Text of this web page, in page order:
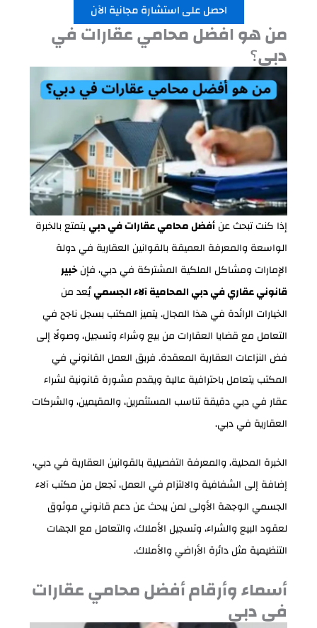
احصل على استشارة مجانية الآن
من هو افضل محامي عقارات في
دبي؟
إذا كنت تبحث عنأفضل محامي عقارات في دبييتمتع بالخبرة
الواسعة والمعرفة العميقة بالقوانين العقارية في دولة
الإمارات ومشاكل الملكية المشتركة في دبي، فإنخبير
قانوني عقاري في دبي المحامية آلاء الجسمييُعد من
الخيارات الرائدة في هذا المجال. يتميز المكتب بسجل ناجح في
التعامل مع قضايا العقارات من بيع وشراء وتسجيل، وصولًا إلى
فض النزاعات العقارية المعقدة. فريق العمل القانوني في
المكتب يتعامل باحترافية عالية ويقدم مشورة قانونية لشراء
عقار في دبي دقيقة تناسب المستثمرين، والمقيمين، والشركات
العقارية في دبي.
الخبرة المحلية، والمعرفة التفصيلية بالقوانين العقارية في دبي،
إضافة إلى الشفافية والالتزام في العمل، تجعل من مكتب آلاء
الجسمي الوجهة الأولى لمن يبحث عن دعم قانوني موثوق
لعقود البيع والشراء، وتسجيل الأملاك، والتعامل مع الجهات
التنظيمية مثل دائرة الأراضي والأملاك.
أسماء وأرقام أفضل محامي عقارات
في دبي